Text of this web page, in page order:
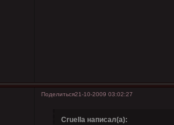
Поделиться21-10-2009 03:02:27
Cruella написал(а):